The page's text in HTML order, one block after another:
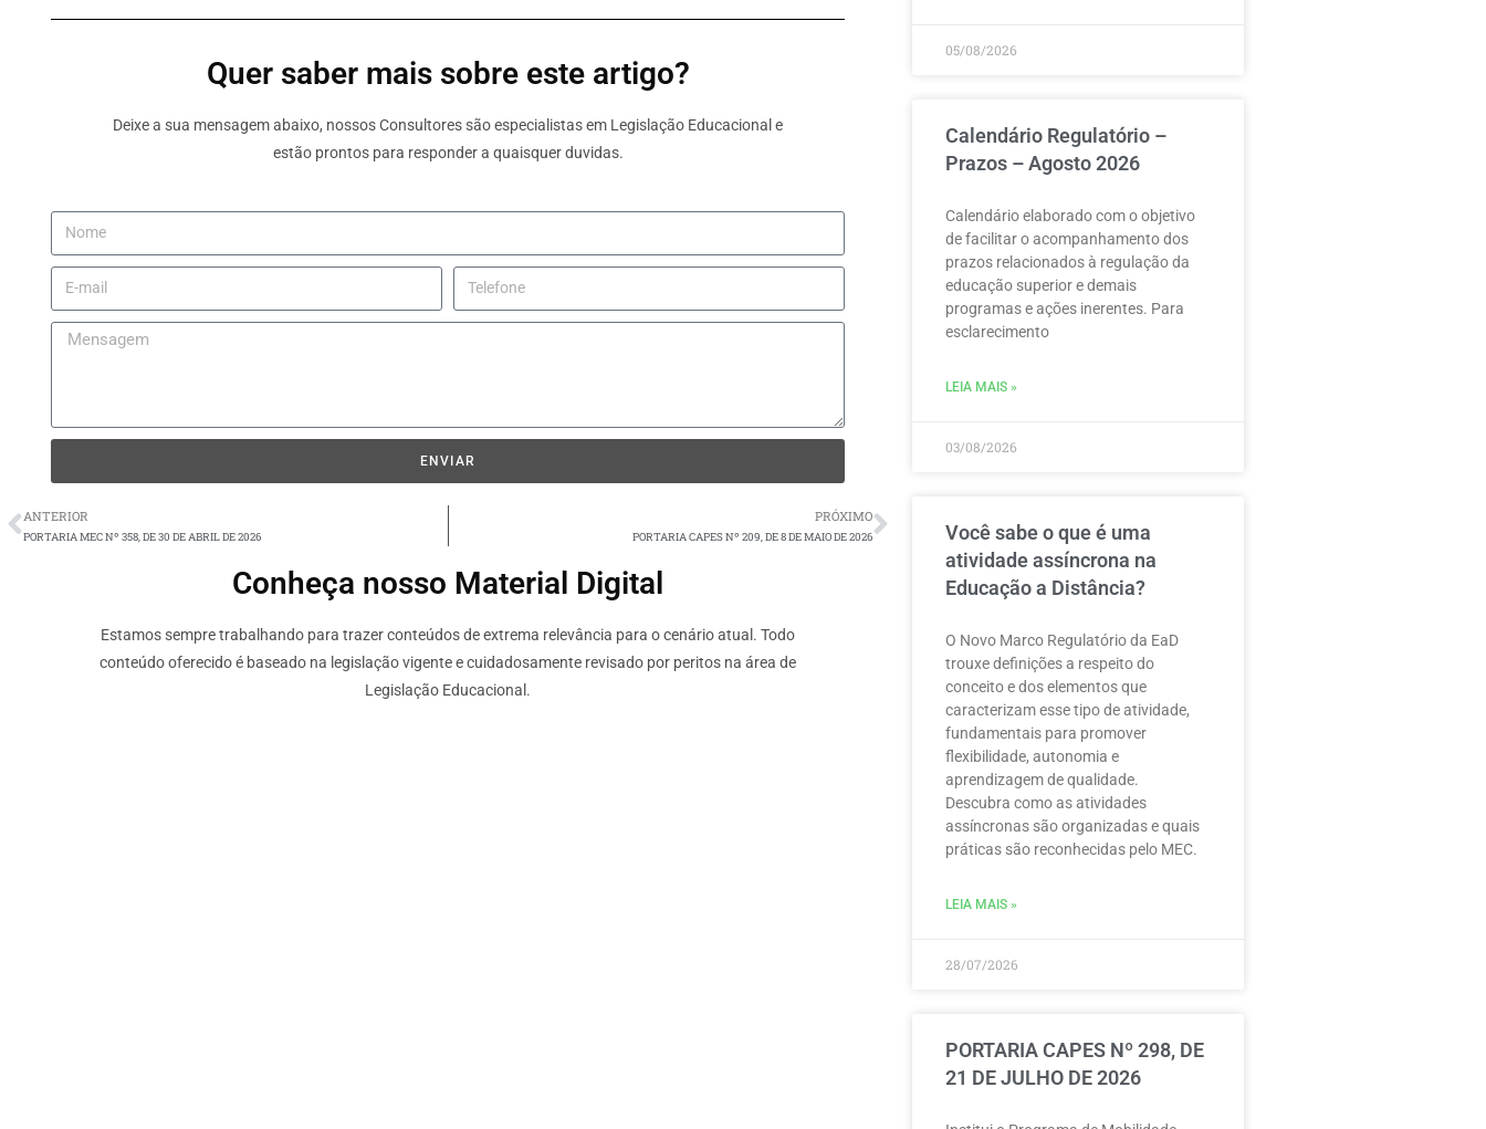
Quer saber mais sobre este artigo?
Deixe a sua mensagem abaixo, nossos Consultores são especialistas em Legislação Educacional e
estão prontos para responder a quaisquer duvidas.
ENVIAR
ANTERIOR
PORTARIA MEC Nº 358, DE 30 DE ABRIL DE 2026
PRÓXIMO
PORTARIA CAPES Nº 209, DE 8 DE MAIO DE 2026
Conheça nosso Material Digital
Estamos sempre trabalhando para trazer conteúdos de extrema relevância para o cenário atual. Todo
conteúdo oferecido é baseado na legislação vigente e cuidadosamente revisado por peritos na área de
Legislação Educacional.
05/08/2026
Calendário Regulatório –
Prazos – Agosto 2026
Calendário elaborado com o objetivo
de facilitar o acompanhamento dos
prazos relacionados à regulação da
educação superior e demais
programas e ações inerentes. Para
esclarecimento
LEIA MAIS »
03/08/2026
Você sabe o que é uma
atividade assíncrona na
Educação a Distância?
O Novo Marco Regulatório da EaD
trouxe definições a respeito do
conceito e dos elementos que
caracterizam esse tipo de atividade,
fundamentais para promover
flexibilidade, autonomia e
aprendizagem de qualidade.
Descubra como as atividades
assíncronas são organizadas e quais
práticas são reconhecidas pelo MEC.
LEIA MAIS »
28/07/2026
PORTARIA CAPES Nº 298, DE
21 DE JULHO DE 2026